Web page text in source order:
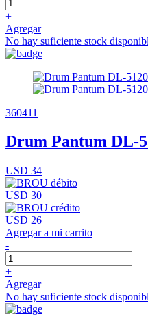
+
Agregar
No hay suficiente stock
360411
Drum Pantum DL-
USD 34
USD 30
USD 26
Agregar a mi carrito
-
+
Agregar
No hay suficiente stock